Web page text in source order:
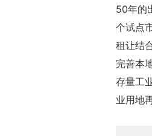
50年的
个试点
租让结
完善本
存量工
业用地